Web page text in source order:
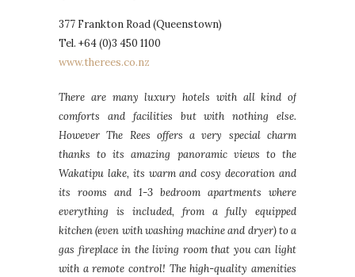
377 Frankton Road (Queenstown)
Tel. +64 (0)3 450 1100
www.therees.co.nz
There are many luxury hotels with all kind of
comforts and facilities but with nothing else.
However The Rees offers a very special charm
thanks to its amazing panoramic views to the
Wakatipu lake, its warm and cosy decoration and
its rooms and 1-3 bedroom apartments where
everything is included, from a fully equipped
kitchen (even with washing machine and dryer) to a
gas fireplace in the living room that you can light
with a remote control! The high-quality amenities